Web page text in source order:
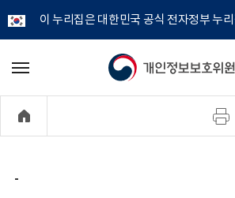
이 누리집은 대한민국 공식 전자정부 누
개
정
메
기
-